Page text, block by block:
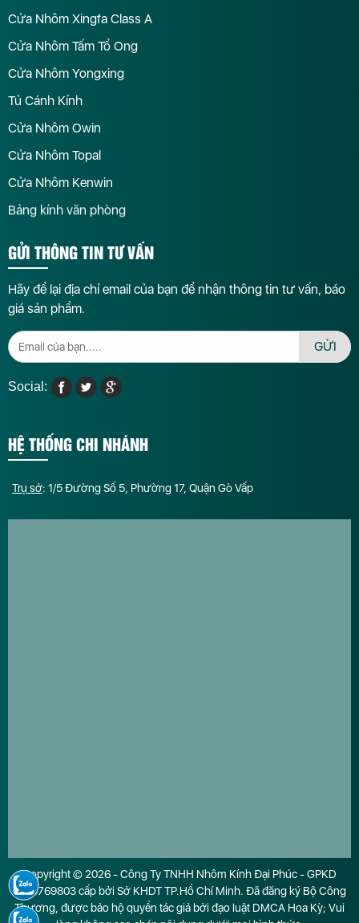
Cửa Nhôm Xingfa Class A
Cửa Nhôm Tấm Tổ Ong
Cửa Nhôm Yongxing
Tủ Cánh Kính
Cửa Nhôm Owin
Cửa Nhôm Topal
Cửa Nhôm Kenwin
Bảng kính văn phòng
GỬI THÔNG TIN TƯ VẤN
Hãy để lại địa chỉ email của bạn để nhận thông tin tư vấn, báo
giá sản phẩm.
GỬI
Social:
HỆ THỐNG CHI NHÁNH
Trụ sở: 1/5 Đường Số 5, Phường 17, Quận Gò Vấp
Copyright © 2026 - Công Ty TNHH Nhôm Kính Đại Phúc - GPKD
0316769803 cấp bởi Sở KHDT TP.Hồ Chí Minh. Đã đăng ký Bộ Công
Thương, được bảo hộ quyền tác giả bởi đạo luật DMCA Hoa Kỳ; Vui